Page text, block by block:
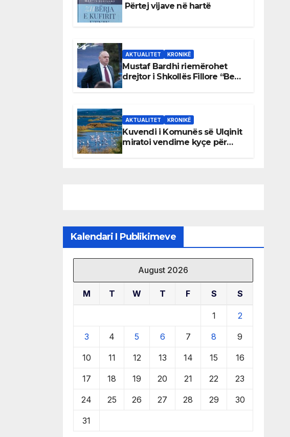
Përtej vijave në hartë
AKTUALITET KRONIKË
Mustaf Bardhi riemërohet
drejtor i Shkollës Fillore “Bedri
AKTUALITET KRONIKË
Kuvendi i Komunës së Ulqinit
miratoi vendime kyçe për
Kalendari I Publikimeve
August 2026
M T W T F S S
1 2
3 4 5 6 7 8 9
10 11 12 13 14 15 16
17 18 19 20 21 22 23
24 25 26 27 28 29 30
31